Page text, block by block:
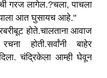
गरज लागेल.?चला, पाचला
आत घुसायच आहे."
होते.चालताना आवाज
होती.सर्वांनी बाहेर
चंद्रिकेला आम्ही घेवून